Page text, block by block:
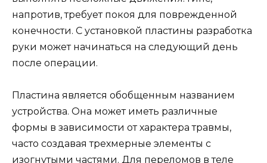
напротив, требует покоя для поврежденной
конечности. С установкой пластины разработка
руки может начинаться на следующий день
после операции.
Пластина является обобщенным названием
устройства. Она может иметь различные
формы в зависимости от характера травмы,
часто создавая трехмерные элементы с
изогнутыми частями. Для переломов в теле